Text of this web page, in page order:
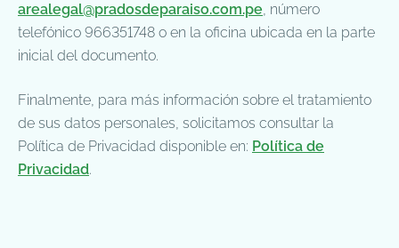
arealegal@pradosdeparaiso.com.pe, número
telefónico 966351748 o en la oficina ubicada en la parte
inicial del documento.
Finalmente, para más información sobre el tratamiento
de sus datos personales, solicitamos consultar la
Política de Privacidad disponible en: Política de
Privacidad.